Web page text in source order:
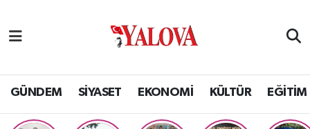
GÜNDEM SİYASET EKONOMİ KÜLTÜR EĞİTİM
SİYASET
EKONOMİ
Yalova Nöbetçi Eczaneler
Yalova Hava Durumu
Yalova Namaz Vakitleri